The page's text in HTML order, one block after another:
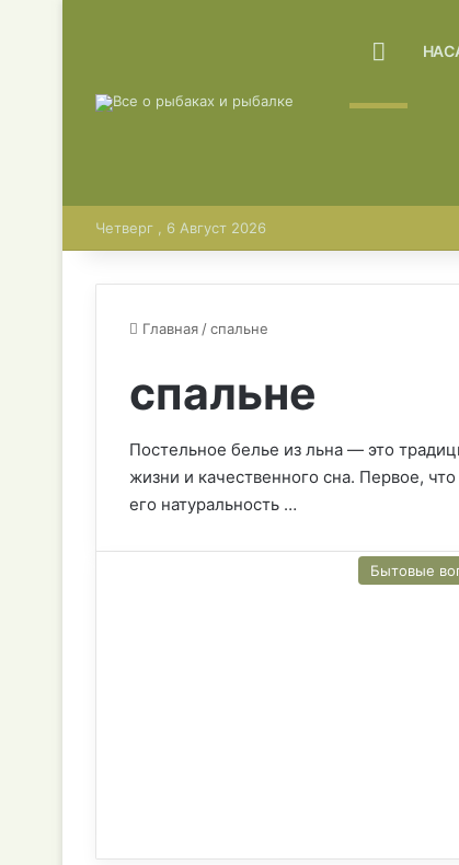
ГЛАВНАЯ
Четверг , 6 Август 2026
Главная /спальне
спальне
Постельное белье из льна — это
жизни и качественного сна. Первое,
его натуральность …
Бытовые